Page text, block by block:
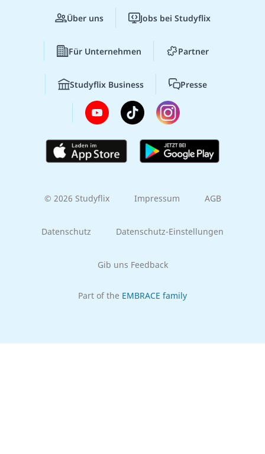
Über uns Jobs bei Studyflix
Für Unternehmen Partner
Studyflix Business Presse
© 2026 Studyflix Impressum AGB
Datenschutz Datenschutz-Einstellungen
Gib uns Feedback
Part of the EMBRACE family